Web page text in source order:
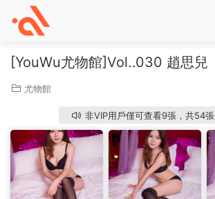
[YouWu尤物館]Vol..030 趙思兒
尤物館
非VIP用戶僅可查看9張，共54張